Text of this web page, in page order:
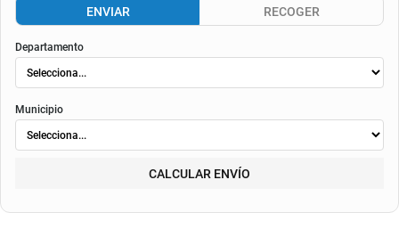
ENVIAR RECOGER
Departamento
Municipio
CALCULAR ENVÍO